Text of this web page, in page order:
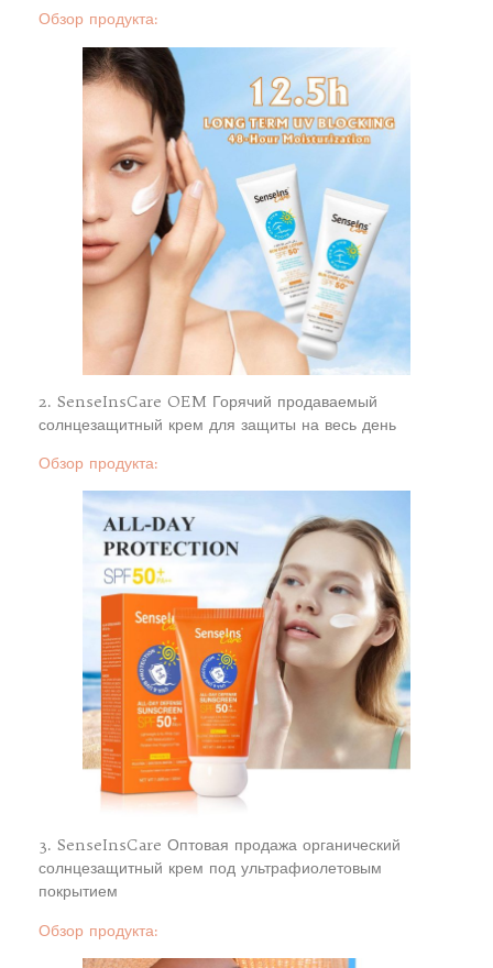
Обзор продукта:
2. SenseInsCare OEM Горячий продаваемый
солнцезащитный крем для защиты на весь день
Обзор продукта:
3. SenseInsCare Оптовая продажа органический
солнцезащитный крем под ультрафиолетовым
покрытием
Обзор продукта: